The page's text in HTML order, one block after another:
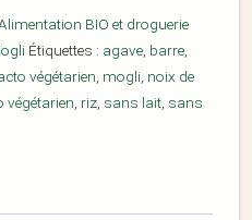
BIO et droguerie
Étiquettes : agave, barre,
végétarien, mogli, noix de
végétarien, riz, sans lait, sans